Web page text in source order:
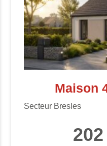
Maison
Secteur Bresles